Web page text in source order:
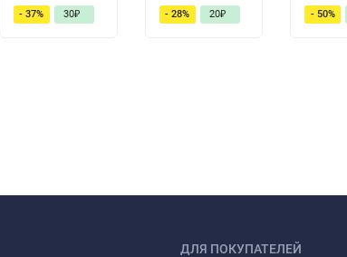
- 37% 30₽ - 28% 20₽ - 50%
ДЛЯ ПОКУПАТЕЛЕЙ